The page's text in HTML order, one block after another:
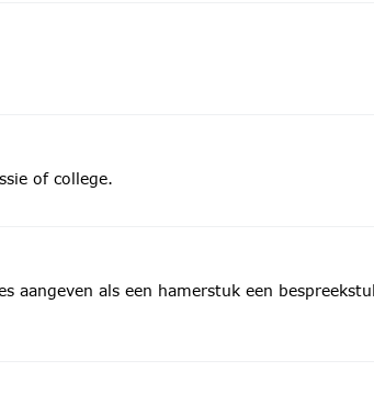
of college.
aangeven als een hamerstuk een